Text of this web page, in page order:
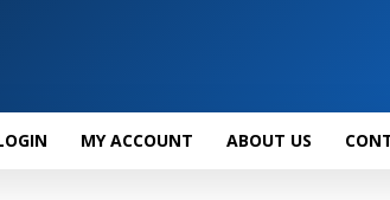
MY ACCOUNT ABOUT US